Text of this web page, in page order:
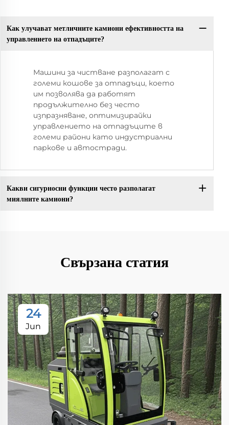
Как улучават метличните камиони ефективността на
управлението на отпадъците?
Машини за чистване разполагат с
големи кошове за отпадъци, което
им позволява да работят
продължително без често
изпразняване, оптимизирайки
управлението на отпадъците в
големи райони като индустриални
паркове и автостради.
Какви сигурносни функции често разполагат
миялните камиони?
Свързана статия
24
Jun